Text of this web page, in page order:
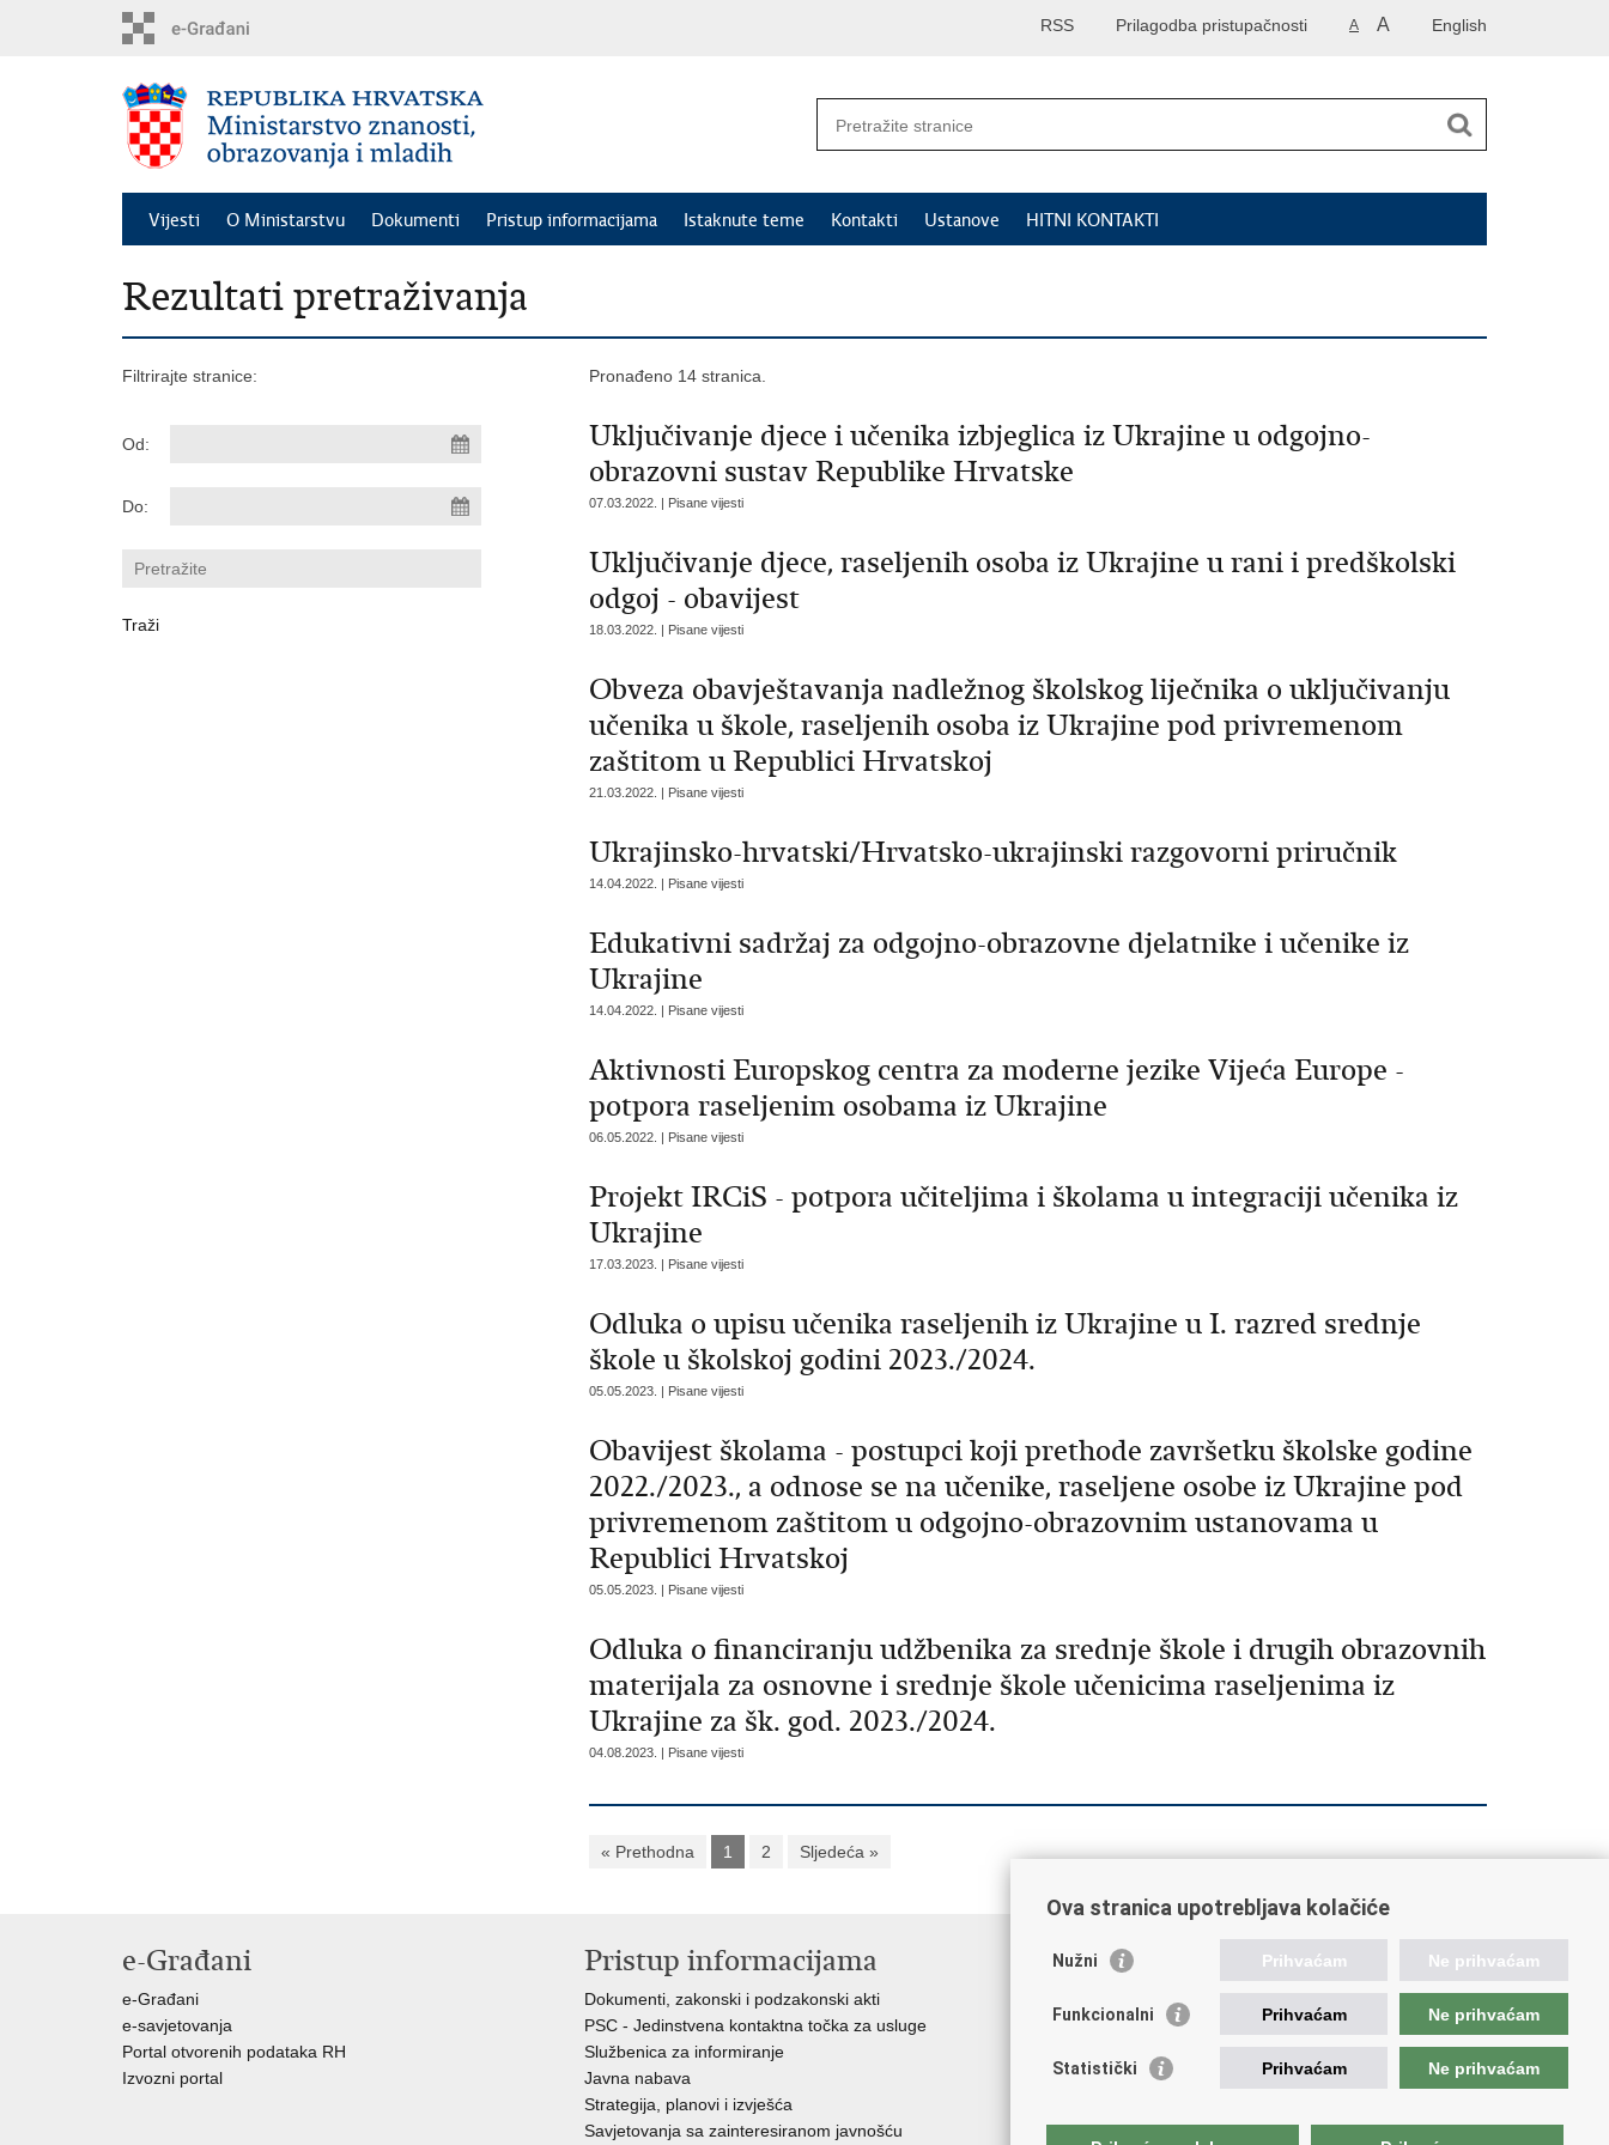
English
A A
Prilagodba pristupačnosti
RSS
Vijesti O Ministarstvu Dokumenti Pristup informacijama Istaknute teme Kontakti Ustanove HITNI KONTAKTI
Rezultati pretraživanja
Filtrirajte stranice:
Od:
Do:
Pronađeno 14 stranica.
Uključivanje djece i učenika izbjeglica iz Ukrajine u odgojno-
obrazovni sustav Republike Hrvatske
07.03.2022. | Pisane vijesti
Uključivanje djece, raseljenih osoba iz Ukrajine u rani i predškolski
odgoj - obavijest
18.03.2022. | Pisane vijesti
Obveza obavještavanja nadležnog školskog liječnika o uključivanju
učenika u škole, raseljenih osoba iz Ukrajine pod privremenom
zaštitom u Republici Hrvatskoj
21.03.2022. | Pisane vijesti
Ukrajinsko-hrvatski/Hrvatsko-ukrajinski razgovorni priručnik
14.04.2022. | Pisane vijesti
Edukativni sadržaj za odgojno-obrazovne djelatnike i učenike iz
Ukrajine
14.04.2022. | Pisane vijesti
Aktivnosti Europskog centra za moderne jezike Vijeća Europe -
potpora raseljenim osobama iz Ukrajine
06.05.2022. | Pisane vijesti
Projekt IRCiS - potpora učiteljima i školama u integraciji učenika iz
Ukrajine
17.03.2023. | Pisane vijesti
Odluka o upisu učenika raseljenih iz Ukrajine u I. razred srednje
škole u školskoj godini 2023./2024.
05.05.2023. | Pisane vijesti
Obavijest školama - postupci koji prethode završetku školske godine
2022./2023., a odnose se na učenike, raseljene osobe iz Ukrajine pod
privremenom zaštitom u odgojno-obrazovnim ustanovama u
Republici Hrvatskoj
05.05.2023. | Pisane vijesti
Odluka o financiranju udžbenika za srednje škole i drugih obrazovnih
materijala za osnovne i srednje škole učenicima raseljenima iz
Ukrajine za šk. god. 2023./2024.
04.08.2023. | Pisane vijesti
« Prethodna 1 2 Sljedeća »
e-Građani
e-Građani
e-savjetovanja
Portal otvorenih podataka RH
Izvozni portal
Pristup informacijama
Dokumenti, zakonski i podzakonski akti
PSC - Jedinstvena kontaktna točka za usluge
Službenica za informiranje
Javna nabava
Strategija, planovi i izvješća
Savjetovanja sa zainteresiranom javnošću
Korisne poveznice
AZOO
AMPEU
NCVVO
Ova stranica upotrebljava kolačiće
Nužni Prihvaćam Ne prihvaćam
Funkcionalni Prihvaćam Ne prihvaćam
Statistički Prihvaćam Ne prihvaćam